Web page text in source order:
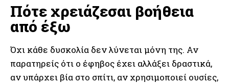
Πότε χρειάζεσαι βοήθεια
από έξω
Όχι κάθε δυσκολία δεν λύνεται μόνη της. Αν
παρατηρείς ότι ο έφηβος έχει αλλάξει δραστικά,
αν υπάρχει βία στο σπίτι, αν χρησιμοποιεί ουσίες,